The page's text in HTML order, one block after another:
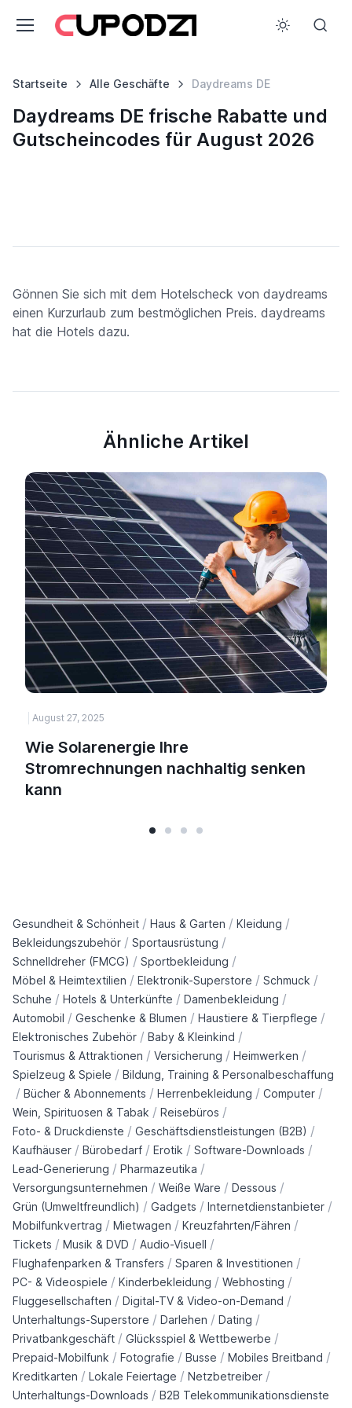
Startseite Alle Geschäfte Daydreams DE
Daydreams DE frische Rabatte und
Gutscheincodes für August 2026
Gönnen Sie sich mit dem Hotelscheck von daydreams
einen Kurzurlaub zum bestmöglichen Preis. daydreams
hat die Hotels dazu.
Ähnliche Artikel
August 27, 2025
Wie Solarenergie Ihre
Stromrechnungen nachhaltig senken
kann
Gesundheit & Schönheit / Haus & Garten / Kleidung /
Bekleidungszubehör / Sportausrüstung /
Schnelldreher (FMCG) / Sportbekleidung /
Möbel & Heimtextilien / Elektronik-Superstore / Schmuck /
Schuhe / Hotels & Unterkünfte / Damenbekleidung /
Automobil / Geschenke & Blumen / Haustiere & Tierpflege /
Elektronisches Zubehör / Baby & Kleinkind /
Tourismus & Attraktionen / Versicherung / Heimwerken /
Spielzeug & Spiele / Bildung, Training & Personalbeschaffung
/ Bücher & Abonnements / Herrenbekleidung / Computer /
Wein, Spirituosen & Tabak / Reisebüros /
Foto- & Druckdienste / Geschäftsdienstleistungen (B2B) /
Kaufhäuser / Bürobedarf / Erotik / Software-Downloads /
Lead-Generierung / Pharmazeutika /
Versorgungsunternehmen / Weiße Ware / Dessous /
Grün (Umweltfreundlich) / Gadgets / Internetdienstanbieter /
Mobilfunkvertrag / Mietwagen / Kreuzfahrten/Fähren /
Tickets / Musik & DVD / Audio-Visuell /
Flughafenparken & Transfers / Sparen & Investitionen /
PC- & Videospiele / Kinderbekleidung / Webhosting /
Fluggesellschaften / Digital-TV & Video-on-Demand /
Unterhaltungs-Superstore / Darlehen / Dating /
Privatbankgeschäft / Glücksspiel & Wettbewerbe /
Prepaid-Mobilfunk / Fotografie / Busse / Mobiles Breitband /
Kreditkarten / Lokale Feiertage / Netzbetreiber /
Unterhaltungs-Downloads / B2B Telekommunikationsdienste